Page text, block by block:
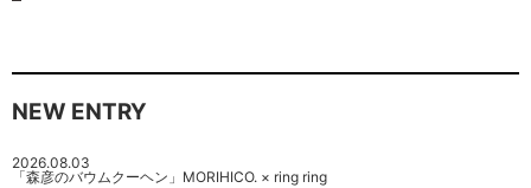
NEW ENTRY
2026.08.03
「森彦のバウムクーヘン」MORIHICO. × ring ring